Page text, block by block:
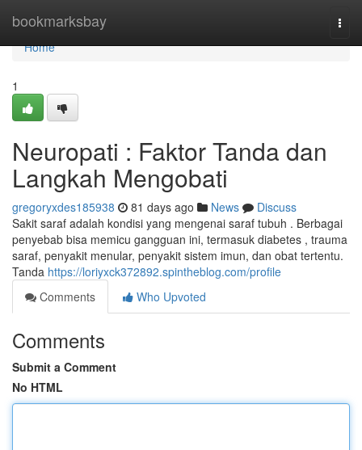
bookmarksbay
Home
Home
1
Neuropati : Faktor Tanda dan
Langkah Mengobati
gregoryxdes185938 81 days ago News
Discuss
Sakit saraf adalah kondisi yang mengenai saraf tubuh . Berbagai
penyebab bisa memicu gangguan ini, termasuk diabetes , trauma
saraf, penyakit menular, penyakit sistem imun, dan obat tertentu.
Tanda https://loriyxck372892.spintheblog.com/profile
Comments
Who Upvoted
Comments
Submit a Comment
No HTML